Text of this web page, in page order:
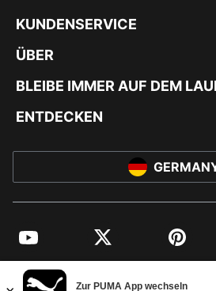
KUNDENSERVICE
ÜBER
BLEIBE IMMER AUF DEM
ENTDECKEN
YouTube Twitter Pinterest
© PUMA EUROPE GMBH, 2026.